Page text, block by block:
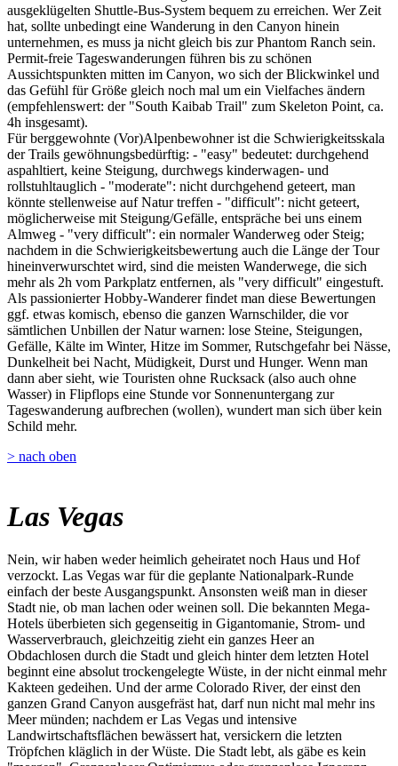
ausgeklügelten Shuttle-Bus-System bequem zu erreichen. Wer Zeit
hat, sollte unbedingt eine Wanderung in den Canyon hinein
unternehmen, es muss ja nicht gleich bis zur Phantom Ranch sein.
Permit-freie Tageswanderungen führen bis zu schönen
Aussichtspunkten mitten im Canyon, wo sich der Blickwinkel und
das Gefühl für Größe gleich noch mal um ein Vielfaches ändern
(empfehlenswert: der "South Kaibab Trail" zum Skeleton Point, ca.
4h insgesamt).
Für berggewohnte (Vor)Alpenbewohner ist die Schwierigkeitsskala
der Trails gewöhnungsbedürftig: - "easy" bedeutet: durchgehend
aspahltiert, keine Steigung, durchwegs kinderwagen- und
rollstuhltauglich - "moderate": nicht durchgehend geteert, man
könnte stellenweise auf Natur treffen - "difficult": nicht geteert,
möglicherweise mit Steigung/Gefälle, entspräche bei uns einem
Almweg - "very difficult": ein normaler Wanderweg oder Steig;
nachdem in die Schwierigkeitsbewertung auch die Länge der Tour
hineinverwurschtet wird, sind die meisten Wanderwege, die sich
mehr als 2h vom Parkplatz entfernen, als "very difficult" eingestuft.
Als passionierter Hobby-Wanderer findet man diese Bewertungen
ggf. etwas komisch, ebenso die ganzen Warnschilder, die vor
sämtlichen Unbillen der Natur warnen: lose Steine, Steigungen,
Gefälle, Kälte im Winter, Hitze im Sommer, Rutschgefahr bei Nässe,
Dunkelheit bei Nacht, Müdigkeit, Durst und Hunger. Wenn man
dann aber sieht, wie Touristen ohne Rucksack (also auch ohne
Wasser) in Flipflops eine Stunde vor Sonnenuntergang zur
Tageswanderung aufbrechen (wollen), wundert man sich über kein
Schild mehr.
> nach oben
Las Vegas
Nein, wir haben weder heimlich geheiratet noch Haus und Hof
verzockt. Las Vegas war für die geplante Nationalpark-Runde
einfach der beste Ausgangspunkt. Ansonsten weiß man in dieser
Stadt nie, ob man lachen oder weinen soll. Die bekannten Mega-
Hotels überbieten sich gegenseitig in Gigantomanie, Strom- und
Wasserverbrauch, gleichzeitig zieht ein ganzes Heer an
Obdachlosen durch die Stadt und gleich hinter dem letzten Hotel
beginnt eine absolut trockengelegte Wüste, in der nicht einmal mehr
Kakteen gedeihen. Und der arme Colorado River, der einst den
ganzen Grand Canyon ausgefräst hat, darf nun nicht mal mehr ins
Meer münden; nachdem er Las Vegas und intensive
Landwirtschaftsflächen bewässert hat, versickern die letzten
Tröpfchen kläglich in der Wüste. Die Stadt lebt, als gäbe es kein